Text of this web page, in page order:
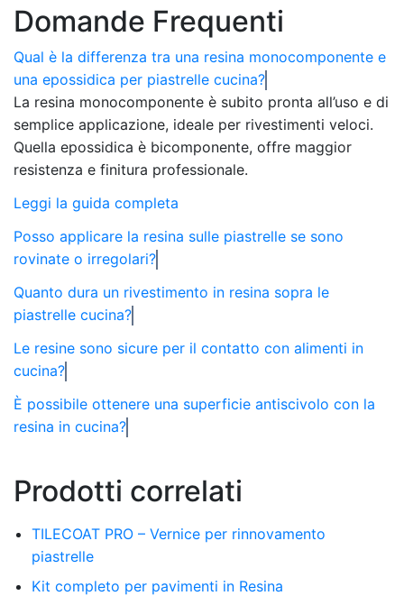
Domande Frequenti
Qual è la differenza tra una resina monocomponente e
una epossidica per piastrelle cucina?
La resina monocomponente è subito pronta all’uso e di
semplice applicazione, ideale per rivestimenti veloci.
Quella epossidica è bicomponente, offre maggior
resistenza e finitura professionale.
Leggi la guida completa
Posso applicare la resina sulle piastrelle se sono
rovinate o irregolari?
Quanto dura un rivestimento in resina sopra le
piastrelle cucina?
Le resine sono sicure per il contatto con alimenti in
cucina?
È possibile ottenere una superficie antiscivolo con la
resina in cucina?
Prodotti correlati
TILECOAT PRO – Vernice per rinnovamento
piastrelle
Kit completo per pavimenti in Resina